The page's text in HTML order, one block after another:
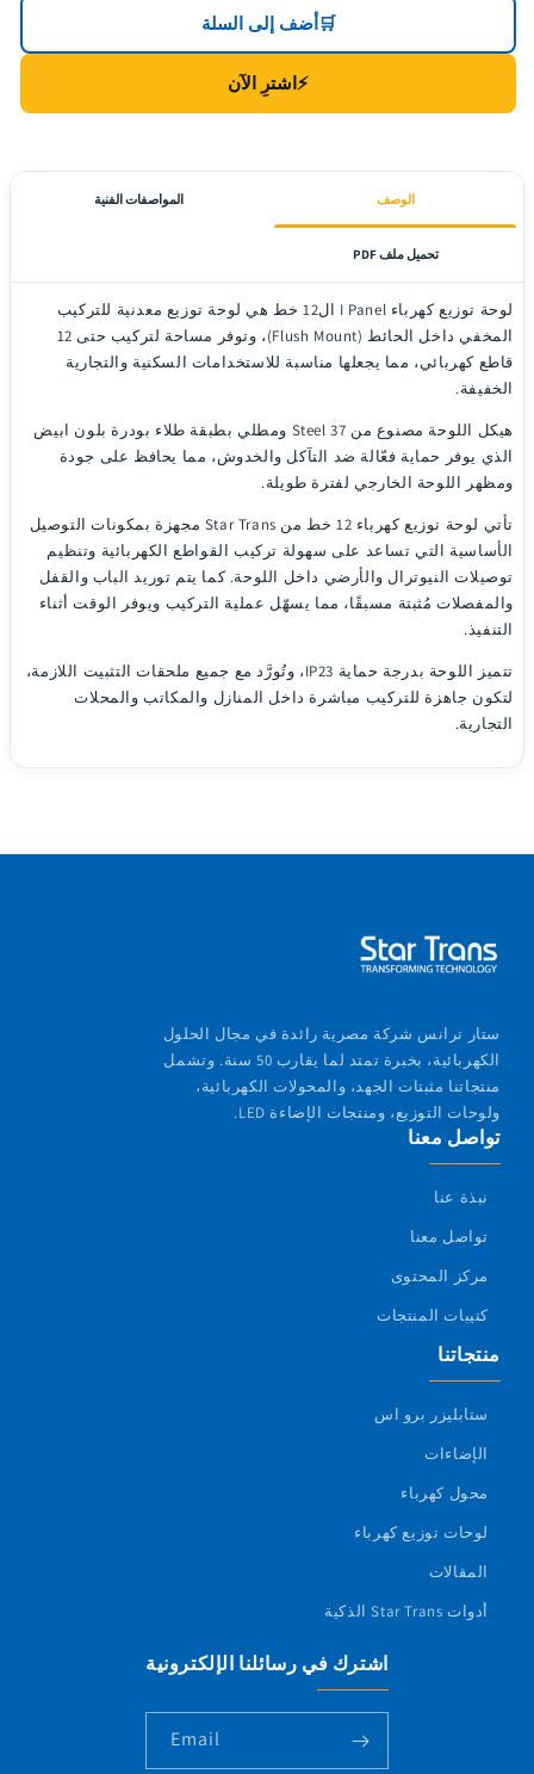
🛒 أضف إلى السلة
⚡ اشترِ الآن
الوصف المواصفات الفنية
تحميل ملف PDF
لوحة توزيع كهرباء I Panel ال12 خط
هي لوحة توزيع معدنية للتركيب
المخفي داخل الحائط (Flush Mount)، وتوفر مساحة لتركيب حتى
12
قاطع كهربائي، مما يجعلها مناسبة للاستخدامات السكنية والتجارية
الخفيفة.
هيكل اللوحة مصنوع من Steel 37 ومطلي بطبقة طلاء بودرة بلون ابيض
الذي يوفر حماية فعّالة ضد التآكل والخدوش، مما يحافظ على جودة
ومظهر اللوحة الخارجي لفترة طويلة.
تأتي لوحة توزيع كهرباء 12 خط من Star Trans مجهزة بمكونات التوصيل
الأساسية التي تساعد على سهولة تركيب القواطع الكهربائية وتنظيم
توصيلات النيوترال والأرضي داخل اللوحة. كما يتم توريد الباب والقفل
والمفصلات مُثبتة مسبقًا، مما يسهّل عملية التركيب ويوفر الوقت أثناء
التنفيذ.
تتميز اللوحة بدرجة حماية IP23، وتُورَّد مع جميع ملحقات التثبيت اللازمة،
لتكون جاهزة للتركيب مباشرة داخل المنازل والمكاتب والمحلات
التجارية.
ستار ترانس شركة مصرية رائدة في مجال الحلول
الكهربائية، بخبرة تمتد لما يقارب 50 سنة. وتشمل
منتجاتنا مثبتات الجهد، والمحولات الكهربائية،
ولوحات التوزيع، ومنتجات الإضاءة LED.
تواصل معنا
نبذة عنا
تواصل معنا
مركز المحتوى
كتيبات المنتجات
منتجاتنا
ستابليزر برو اس
الإضاءات
محول كهرباء
لوحات توزيع كهرباء
المقالات
أدوات Star Trans الذكية
اشترك في رسائلنا الإلكترونية
Email